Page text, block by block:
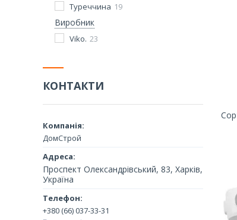
Туреччина 19
Виробник
Viko. 23
КОНТАКТИ
ДомСтрой
Проспект Олександрівський, 83, Харків,
Україна
+380 (66) 037-33-31